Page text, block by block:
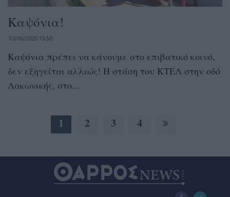
Καψόνια!
30/06/2025 15:50
Καψόνια πρέπει να κάνουμε στο επιβατικό κοινό,
δεν εξηγείται αλλιώς! Η στάση του ΚΤΕΛ στην οδό
Λακωνικής, στο...
1 2 3 4